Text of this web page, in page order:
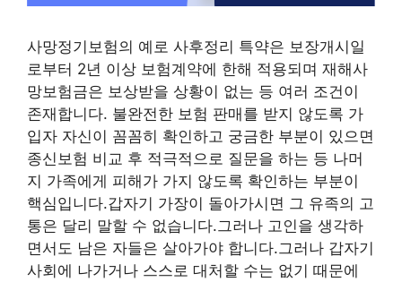
사망정기보험의 예로 사후정리 특약은 보장개시일
로부터 2년 이상 보험계약에 한해 적용되며 재해사
망보험금은 보상받을 상황이 없는 등 여러 조건이
존재합니다. 불완전한 보험 판매를 받지 않도록 가
입자 자신이 꼼꼼히 확인하고 궁금한 부분이 있으면
종신보험 비교 후 적극적으로 질문을 하는 등 나머
지 가족에게 피해가 가지 않도록 확인하는 부분이
핵심입니다.갑자기 가장이 돌아가시면 그 유족의 고
통은 달리 말할 수 없습니다.그러나 고인을 생각하
면서도 남은 자들은 살아가야 합니다.그러나 갑자기
사회에 나가거나 스스로 대처할 수는 없기 때문에